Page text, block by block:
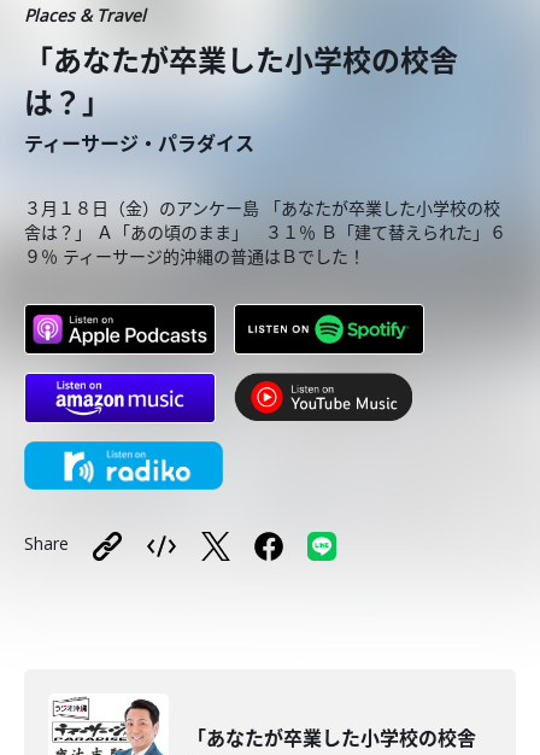
Places & Travel
「あなたが卒業した小学校の校舎
は？」
ティーサージ・パラダイス
３月１８日（金）のアンケー島 「あなたが卒業した小学校の校
舎は？」 Ａ「あの頃のまま」 ３１％ Ｂ「建て替えられた」６
９％ ティーサージ的沖縄の普通はＢでした！
Share
「あなたが卒業した小学校の校舎